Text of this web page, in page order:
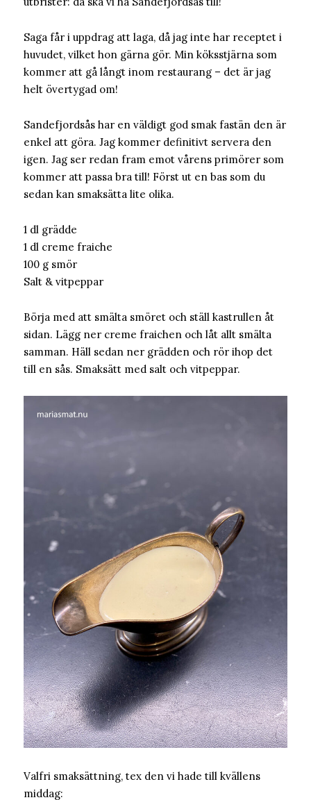
Saga får i uppdrag att laga, då jag inte har receptet i
huvudet, vilket hon gärna gör. Min köksstjärna som
kommer att gå långt inom restaurang – det är jag
helt övertygad om!
Sandefjordsås har en väldigt god smak fastän den är
enkel att göra. Jag kommer definitivt servera den
igen. Jag ser redan fram emot vårens primörer som
kommer att passa bra till! Först ut en bas som du
sedan kan smaksätta lite olika.
1 dl grädde
1 dl creme fraiche
100 g smör
Salt & vitpeppar
Börja med att smälta smöret och ställ kastrullen åt
sidan. Lägg ner creme fraichen och låt allt smälta
samman. Häll sedan ner grädden och rör ihop det
till en sås. Smaksätt med salt och vitpeppar.
Valfri smaksättning, tex den vi hade till kvällens
middag: